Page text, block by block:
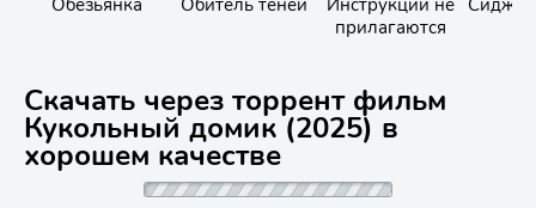
прилагаются
Скачать через торрент фильм
Кукольный домик (2025) в
хорошем качестве